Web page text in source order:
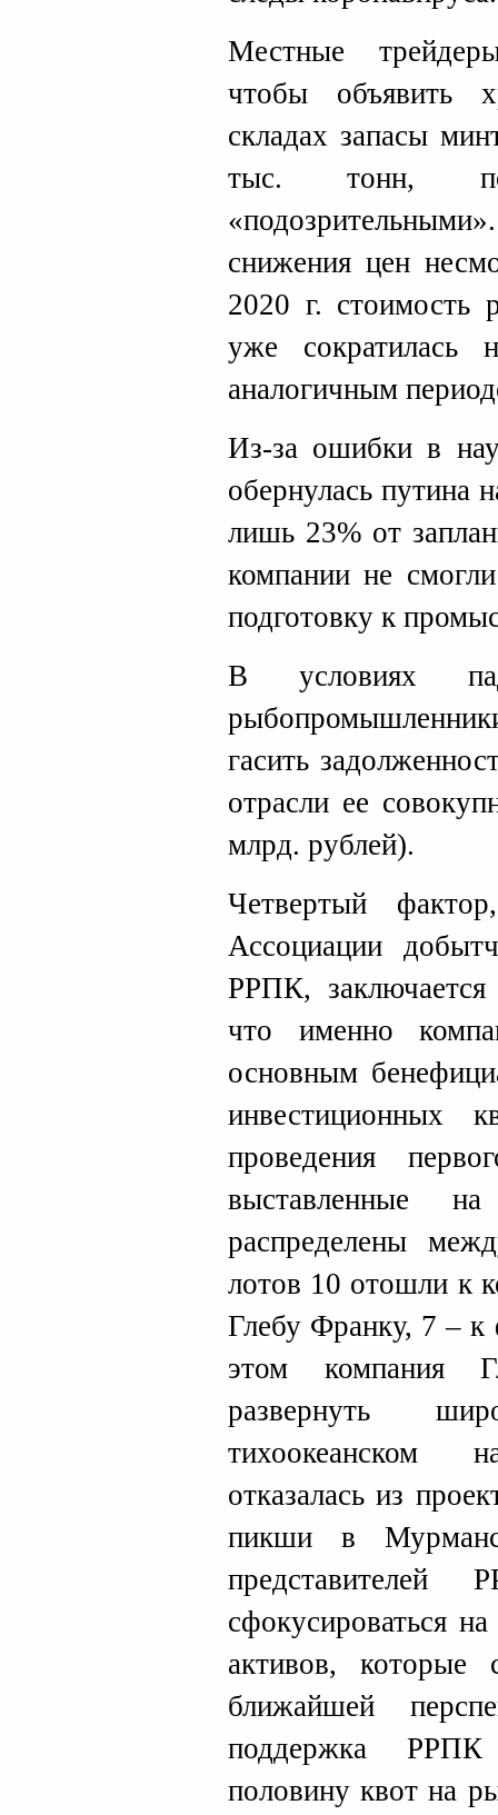
Местные
чтобы объявить
складах запасы
тыс. тонн,
снижения цен
2020 г. стоимость
уже
аналогичным
Из-за ошибки в
обернулась путина
лишь 23% от
компании не
подготовку к
В условиях
гасить
отрасли ее
млрд. рублей).
Четвертый
Ассоциации
РРПК,
что именно
основным
проведения
выставленные
распределены
лотов 10 отошли к
Глебу Франку, 7 –
этом компания
развернуть
тихоокеанском
отказалась из
пикши в
представителей
сфокусироваться
активов, которые
ближайшей
поддержка РРПК
половину квот на